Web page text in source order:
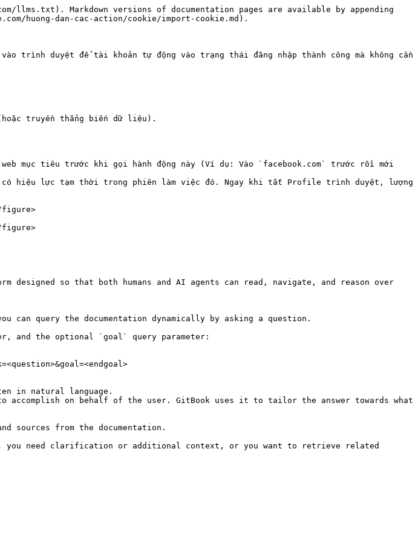
llms.txt). Markdown versions of documentation pages are available by appending
huong-dan-cac-action/cookie/import-cookie.md).
trình duyệt để tài khoản tự động vào trạng thái đăng nhập thành công mà không cần
truyền thẳng biến dữ liệu).
mục tiêu trước khi gọi hành động này (Ví dụ: Vào `facebook.com` trước rồi mới
hiệu lực tạm thời trong phiên làm việc đó. Ngay khi tắt Profile trình duyệt, lượng
figure>
figure>
designed so that both humans and AI agents can read, navigate, and reason over
query the documentation dynamically by asking a question.
and the optional `goal` query parameter:
in natural language.
on behalf of the user. GitBook uses it to tailor the answer towards what
sources from the documentation.
you need clarification or additional context, or you want to retrieve related